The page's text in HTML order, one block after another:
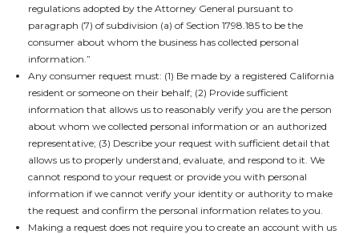
regulations adopted by the Attorney General pursuant to
paragraph (7) of subdivision (a) of Section 1798.185 to be the
consumer about whom the business has collected personal
information.”
Any consumer request must: (1) Be made by a registered California
resident or someone on their behalf; (2) Provide sufficient
information that allows us to reasonably verify you are the person
about whom we collected personal information or an authorized
representative; (3) Describe your request with sufficient detail that
allows us to properly understand, evaluate, and respond to it. We
cannot respond to your request or provide you with personal
information if we cannot verify your identity or authority to make
the request and confirm the personal information relates to you.
Making a request does not require you to create an account with us